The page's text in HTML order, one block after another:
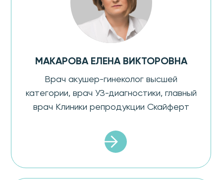
МАКАРОВА ЕЛЕНА ВИКТОРОВНА
Врач акушер-гинеколог высшей
категории, врач УЗ-диагностики, главный
врач Клиники репродукции Скайферт